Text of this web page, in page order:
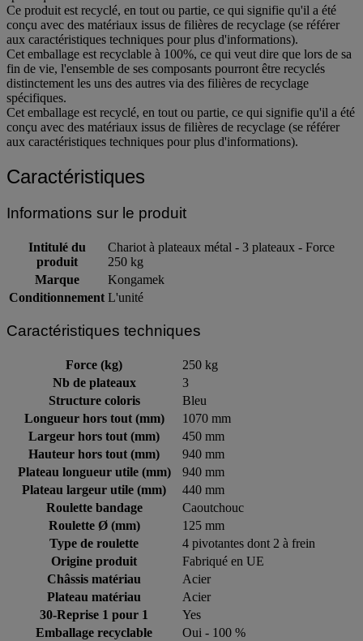
Ce produit est recyclé, en tout ou partie, ce qui signifie qu'il a été
conçu avec des matériaux issus de filières de recyclage (se référer
aux caractéristiques techniques pour plus d'informations).
Cet emballage est recyclable à 100%, ce qui veut dire que lors de sa
fin de vie, l'ensemble de ses composants pourront être recyclés
distinctement les uns des autres via des filières de recyclage
spécifiques.
Cet emballage est recyclé, en tout ou partie, ce qui signifie qu'il a été
conçu avec des matériaux issus de filières de recyclage (se référer
aux caractéristiques techniques pour plus d'informations).
Caractéristiques
Informations sur le produit
Intitulé du
produit
Chariot à plateaux métal - 3 plateaux - Force
250 kg
Marque
Kongamek
Conditionnement L'unité
Caractéristiques techniques
Force (kg)
250 kg
Nb de plateaux
3
Structure coloris
Bleu
Longueur hors tout (mm)
1070 mm
Largeur hors tout (mm)
450 mm
Hauteur hors tout (mm)
940 mm
Plateau longueur utile (mm)
940 mm
Plateau largeur utile (mm)
440 mm
Roulette bandage
Caoutchouc
Roulette Ø (mm)
125 mm
Type de roulette
4 pivotantes dont 2 à frein
Origine produit
Fabriqué en UE
Châssis matériau
Acier
Plateau matériau
Acier
30-Reprise 1 pour 1
Yes
Emballage recyclable
Oui - 100 %